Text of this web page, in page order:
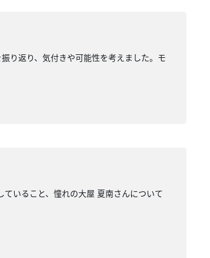
り返り、気付きや可能性を考えました。モ
いること、憧れの大屋 夏南さんについて